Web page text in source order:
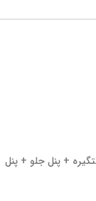
+ پنل جلو + پنل